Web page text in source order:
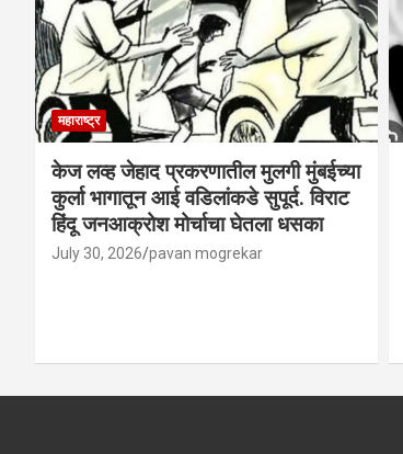
महाराष्ट्र
केज लव्ह जेहाद प्रकरणातील मुलगी मुंबईच्या
कुर्ला भागातून आई वडिलांकडे सुपूर्द. विराट
हिंदू जनआक्रोश मोर्चाचा घेतला धसका
July 30, 2026 pavan mogrekar